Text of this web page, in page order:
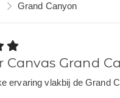
Grand Canyon
Canvas Grand
ervaring vlakbij de Grand